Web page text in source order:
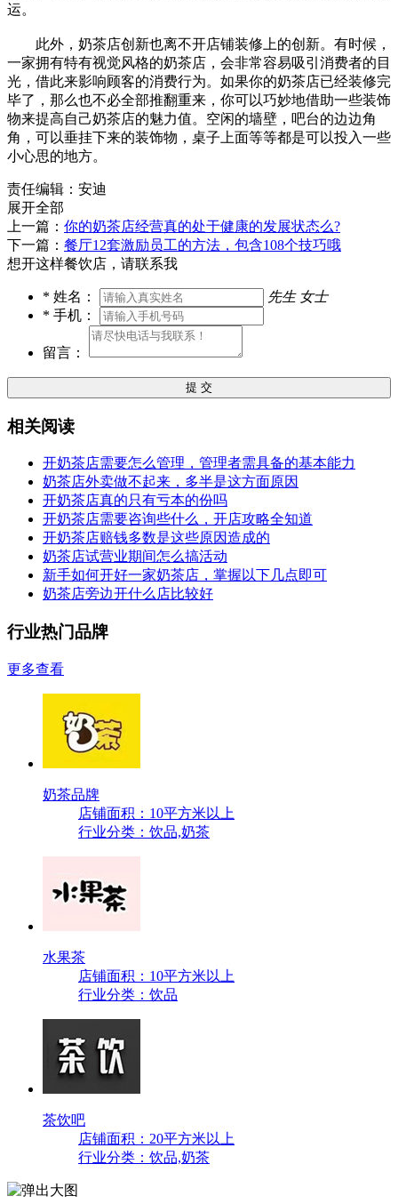
运。
此外，奶茶店创新也离不开店铺装修上的创新。有时候，
一家拥有特有视觉风格的奶茶店，会非常容易吸引消费者的目
光，借此来影响顾客的消费行为。如果你的奶茶店已经装修完
毕了，那么也不必全部推翻重来，你可以巧妙地借助一些装饰
物来提高自己奶茶店的魅力值。空闲的墙壁，吧台的边边角
角，可以垂挂下来的装饰物，桌子上面等等都是可以投入一些
小心思的地方。
责任编辑：安迪
展开全部
上一篇： 你的奶茶店经营真的处于健康的发展状态么?
下一篇： 餐厅12套激励员工的方法，包含108个技巧哦
想开这样餐饮店，请联系我
* 姓名： 先生 女士
* 手机：
留言：
提 交
相关阅读
开奶茶店需要怎么管理，管理者需具备的基本能力
奶茶店外卖做不起来，多半是这方面原因
开奶茶店真的只有亏本的份吗
开奶茶店需要咨询些什么，开店攻略全知道
开奶茶店赔钱多数是这些原因造成的
奶茶店试营业期间怎么搞活动
新手如何开好一家奶茶店，掌握以下几点即可
奶茶店旁边开什么店比较好
行业热门品牌
更多查看
奶茶品牌
店铺面积：10平方米以上
行业分类：饮品,奶茶
水果茶
店铺面积：10平方米以上
行业分类：饮品
茶饮吧
店铺面积：20平方米以上
行业分类：饮品,奶茶